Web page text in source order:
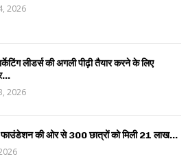
2026
लीडर्स की अगली पीढ़ी तैयार करने के लिए
2026
की ओर से 300 छात्रों को मिली 21 लाख...